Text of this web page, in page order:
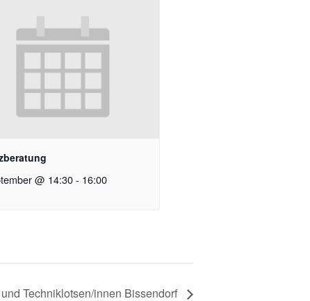
@ 14:30 - 16:00
Techniklotsen/innen Bissendorf